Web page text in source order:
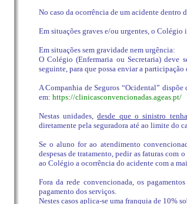
No caso da ocorrência de um acidente dentro
Em situações graves e/ou urgentes, o
Em situações sem gravidade nem urgência:
O Colégio (Enfermaria ou Secretaria)
seguinte, para que possa enviar a
A Companhia de Seguros “Ocidental”
em: https://clinicasconvencionadas.ageas.pt/
Nestas unidades,desde que o sinistro
diretamente pela seguradora até ao limite do
Se o aluno for ao atendimento
despesas de tratamento, pedir as faturas com
ao Colégio a ocorrência do acidente com a
Fora da rede convencionada, os
pagamento dos serviços.
Nestes casos aplica-se uma franquia de 10%